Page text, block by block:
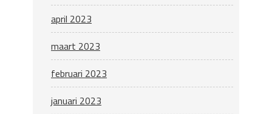
april 2023
maart 2023
februari 2023
januari 2023